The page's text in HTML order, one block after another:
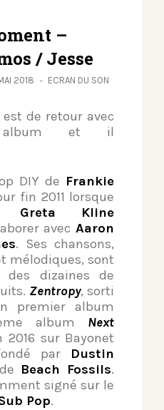
–
/ Jesse
2018 ECRAN DU SON
est de retour avec
et il
DIY de Frankie
fin 2011 lorsque
Greta Kline
avec Aaron
. Ses chansons,
mélodiques, sont
des dizaines de
Zentropy, sorti
premier album
album Next
sur Bayonet
par Dustin
Beach Fossils.
signé sur le
Pop.